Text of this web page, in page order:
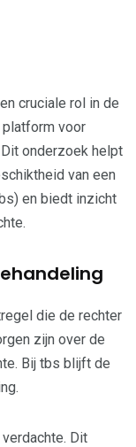
cruciale rol in de
voor
onderzoek helpt
van een
en biedt inzicht
die de rechter
zijn over de
Bij tbs blijft de
Dit